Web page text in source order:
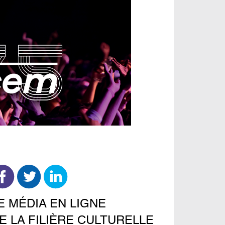
MÉDIA EN LIGNE
LA FILIÈRE CULTURELLE